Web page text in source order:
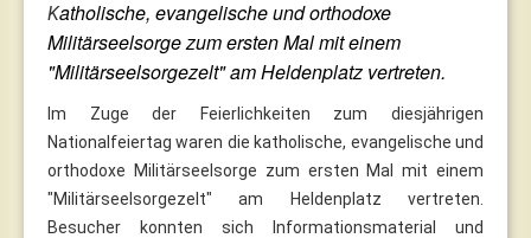
Katholische, evangelische und orthodoxe
Militärseelsorge zum ersten Mal mit einem
"Militärseelsorgezelt" am Heldenplatz vertreten.
Im Zuge der Feierlichkeiten zum diesjährigen
Nationalfeiertag waren die katholische, evangelische und
orthodoxe Militärseelsorge zum ersten Mal mit einem
"Militärseelsorgezelt" am Heldenplatz vertreten.
Besucher konnten sich Informationsmaterial und